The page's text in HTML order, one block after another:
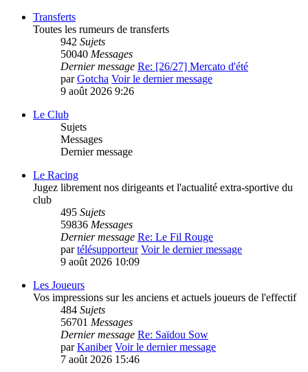
Transferts
Toutes les rumeurs de transferts
942 Sujets
50040 Messages
Dernier message Re: [26/27] Mercato d'été
parGotcha Voir le dernier message
9 août 2026 9:26
Le Club
Sujets
Messages
Dernier message
Le Racing
Jugez librement nos dirigeants et l'actualité extra-sportive du
club
495 Sujets
59836 Messages
Dernier message Re: Le Fil Rouge
partélésupporteur Voir le dernier message
9 août 2026 10:09
Les Joueurs
Vos impressions sur les anciens et actuels joueurs de l'effectif
484 Sujets
56701 Messages
Dernier message Re: Saïdou Sow
parKaniber Voir le dernier message
7 août 2026 15:46